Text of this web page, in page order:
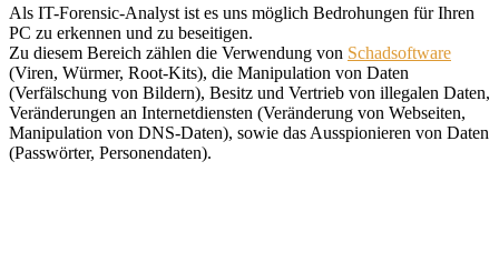
Als IT-Forensic-Analyst ist es uns möglich Bedrohungen für Ihren
PC zu erkennen und zu beseitigen.
Zu diesem Bereich zählen die Verwendung von Schadsoftware
(Viren, Würmer, Root-Kits), die Manipulation von Daten
(Verfälschung von Bildern), Besitz und Vertrieb von illegalen Daten,
Veränderungen an Internetdiensten (Veränderung von Webseiten,
Manipulation von DNS-Daten), sowie das Ausspionieren von Daten
(Passwörter, Personendaten).